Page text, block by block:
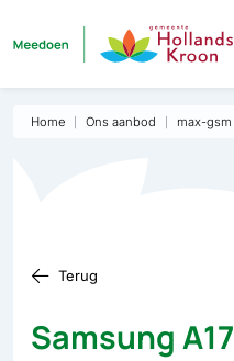
Home Ons aanbod max-gsm
Terug
Samsung A17